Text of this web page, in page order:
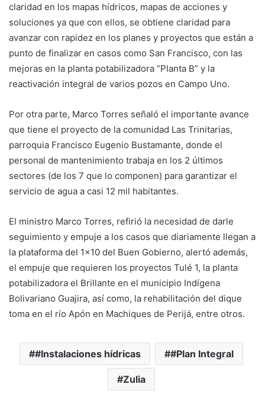
claridad en los mapas hídricos, mapas de acciones y
soluciones ya que con ellos, se obtiene claridad para
avanzar con rapidez en los planes y proyectos que están a
punto de finalizar en casos como San Francisco, con las
mejoras en la planta potabilizadora “Planta B” y la
reactivación integral de varios pozos en Campo Uno.
Por otra parte, Marco Torres señaló el importante avance
que tiene el proyecto de la comunidad Las Trinitarias,
parroquia Francisco Eugenio Bustamante, donde el
personal de mantenimiento trabaja en los 2 últimos
sectores (de los 7 que lo componen) para garantizar el
servicio de agua a casi 12 mil habitantes.
El ministro Marco Torres, refirió la necesidad de darle
seguimiento y empuje a los casos que diariamente llegan a
la plataforma del 1×10 del Buen Gobierno, alertó además,
el empuje que requieren los proyectos Tulé 1, la planta
potabilizadora el Brillante en el municipio Indígena
Bolivariano Guajira, así como, la rehabilitación del dique
toma en el río Apón en Machiques de Perijá, entre otros.
#Instalaciones hídricas #Plan Integral
Zulia